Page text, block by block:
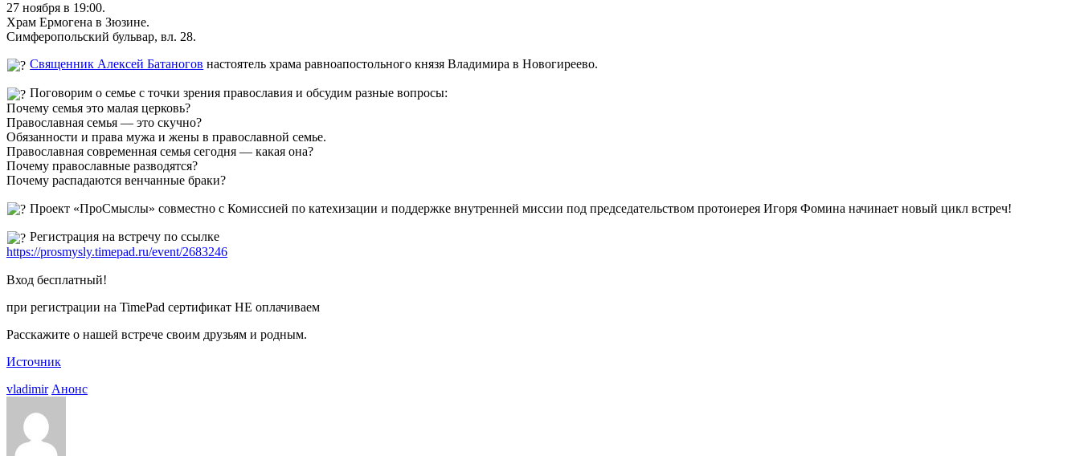
27 ноября в 19:00.
Храм Ермогена в Зюзине.
Симферопольский бульвар, вл. 28.
Священник Алексей Батаногов настоятель храма равноапостольного князя Владимира в Новогиреево.
Поговорим о семье с точки зрения православия и обсудим разные вопросы:
Почему семья это малая церковь?
Православная семья — это скучно?
Обязанности и права мужа и жены в православной семье.
Православная современная семья сегодня — какая она?
Почему православные разводятся?
Почему распадаются венчанные браки?
Проект «ПроСмыслы» совместно с Комиссией по катехизации и поддержке внутренней миссии под председательством протоиерея Игоря Фомина начинает новый цикл встреч!
Регистрация на встречу по ссылке
https://prosmysly.timepad.ru/event/2683246
Вход бесплатный!
при регистрации на TimePad сертификат НЕ оплачиваем
Расскажите о нашей встрече своим друзьям и родным.
Источник
vladimir Анонс